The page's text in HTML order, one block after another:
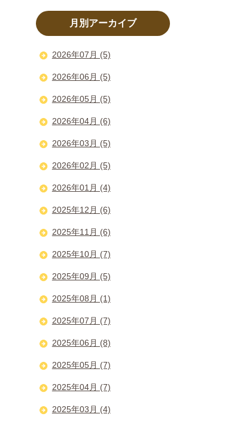
月別アーカイブ
2026年07月 (5)
2026年06月 (5)
2026年05月 (5)
2026年04月 (6)
2026年03月 (5)
2026年02月 (5)
2026年01月 (4)
2025年12月 (6)
2025年11月 (6)
2025年10月 (7)
2025年09月 (5)
2025年08月 (1)
2025年07月 (7)
2025年06月 (8)
2025年05月 (7)
2025年04月 (7)
2025年03月 (4)